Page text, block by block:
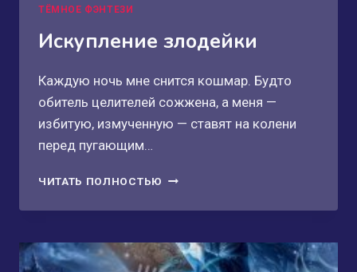
ТЁМНОЕ ФЭНТЕЗИ
Искупление злодейки
Каждую ночь мне снится кошмар. Будто
обитель целителей сожжена, а меня —
избитую, измученную — ставят на колени
перед пугающим…
ЧИТАТЬ ПОЛНОСТЬЮ ИСКУПЛЕНИЕ